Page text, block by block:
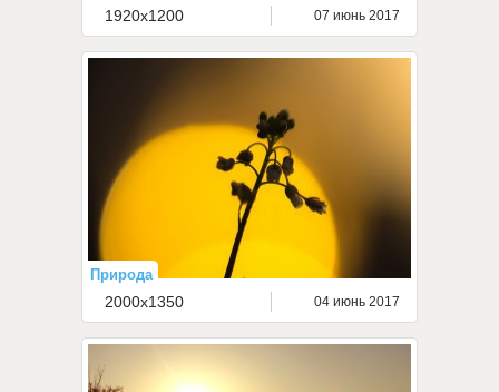
1920x1200 07 июнь 2017
Природа
2000x1350 04 июнь 2017